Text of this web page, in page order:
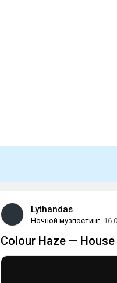
Lythandas
Ночной музпостинг
Colour Haze —